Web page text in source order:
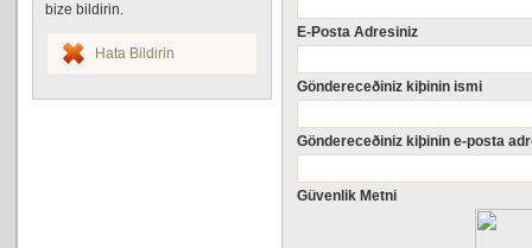
bize bildirin.
Hata Bildirin
E-Posta Adresiniz
Göndereceðiniz kiþinin ismi
Göndereceðiniz kiþinin e-posta
Güvenlik Metni